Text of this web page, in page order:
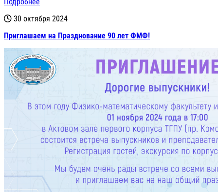
30 октября 2024
Приглашаем на Празднование 90 лет ФМФ!